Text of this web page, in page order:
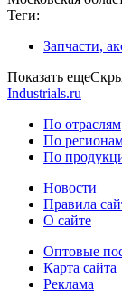
Теги:
Запчасти,
Показать еще
Industrials.ru
По отраслям
По
По
Новости
Правила
О сайте
Оптовые
Карта сайта
Реклама